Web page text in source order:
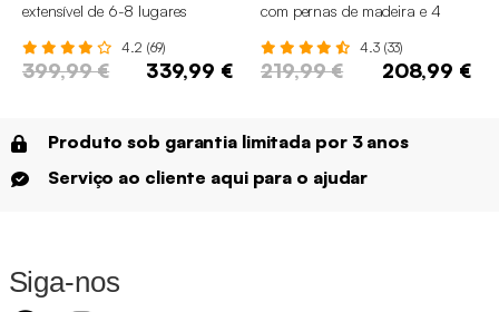
extensível de 6-8 lugares
4.2 (69)
399,99 € 339,99 €
com pernas de madeira e 4
4.3 (33)
219,99 € 208,99 €
Produto sob garantia limitada por 3 anos
Serviço ao cliente aqui para o ajudar
Siga-nos